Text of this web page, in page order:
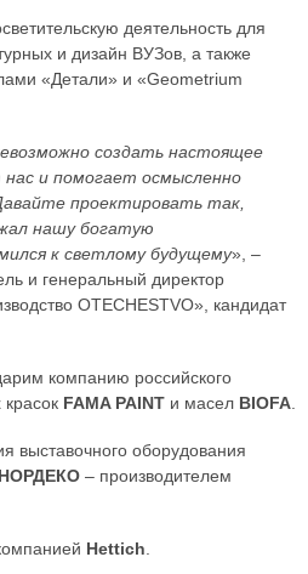
деятельность для
и дизайн ВУЗов, а также
«Детали» и «Geometrium
создать настоящее
и помогает осмысленно
проектировать так,
нашу богатую
к светлому будущему», –
и генеральный директор
OTECHESTVO», кандидат
компанию российского
FAMA PAINT и масел BIOFA.
выставочного оборудования
НОРДЕКО – производителем
Hettich.